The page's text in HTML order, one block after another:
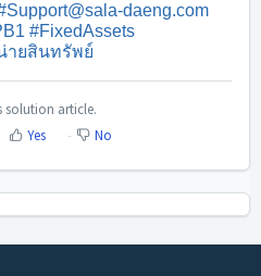
daeng.com
#FixedAssets
ายสินทรัพย์
solution article.
Yes No